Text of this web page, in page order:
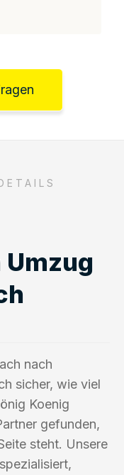
nach
sicher, wie viel
Koenig
gefunden,
steht. Unsere